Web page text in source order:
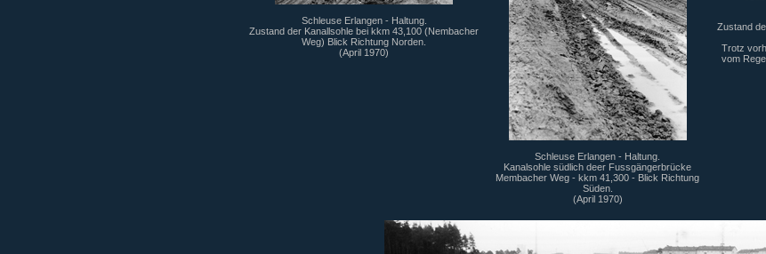
Schleuse Erlangen - Haltung.
Zustand der Kanallsohle bei kkm 43,100 (Nembacher
Weg) Blick Richtung Norden.
(April 1970)
Schleuse Erlangen - Haltung.
Kanalsohle südlich deer Fussgängerbrücke
Membacher Weg - kkm 41,300 - Blick Richtung
Süden.
(April 1970)
Zustand
Trotz
vom